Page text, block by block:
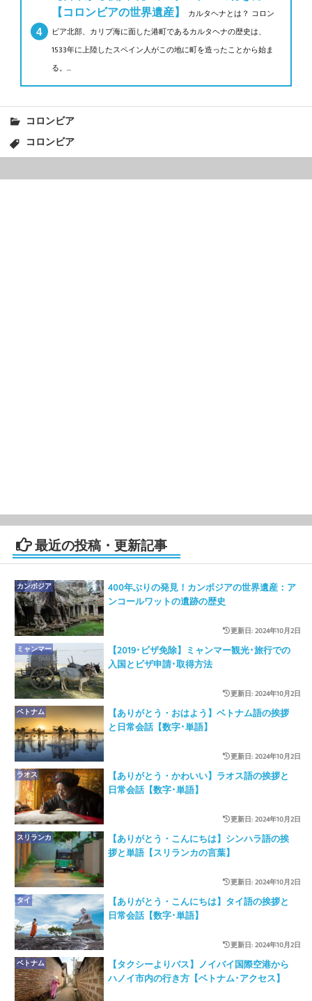
【コロンビアの世界遺産】
カルタヘナとは？ コロン
ビア北部、カリブ海に面した港町であるカルタヘナの歴史は、
1533年に上陸したスペイン人がこの地に町を造ったことから始ま
る。...
コロンビア
コロンビア
最近の投稿・更新記事
400年ぶりの発見！カンボジアの世界遺産：ア
ンコールワットの遺跡の歴史
カンボジア
更新日: 2024年10月2日
【2019･ビザ免除】ミャンマー観光･旅行での
入国とビザ申請･取得方法
ミャンマー
更新日: 2024年10月2日
【ありがとう・おはよう】ベトナム語の挨拶
と日常会話【数字･単語】
ベトナム
更新日: 2024年10月2日
【ありがとう・かわいい】ラオス語の挨拶と
日常会話【数字･単語】
ラオス
更新日: 2024年10月2日
【ありがとう・こんにちは】シンハラ語の挨
拶と単語【スリランカの言葉】
スリランカ
更新日: 2024年10月2日
【ありがとう・こんにちは】タイ語の挨拶と
日常会話【数字･単語】
タイ
更新日: 2024年10月2日
【タクシーよりバス】ノイバイ国際空港から
ハノイ市内の行き方【ベトナム･アクセス】
ベトナム